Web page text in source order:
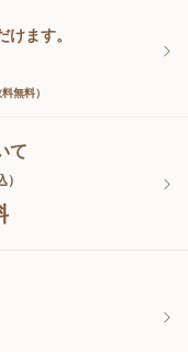
ます。
無料）
て